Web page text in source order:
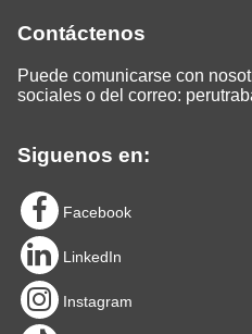
Contáctenos
Puede comunicarse con
sociales o del correo:
Siguenos en:
Facebook
LinkedIn
Instagram